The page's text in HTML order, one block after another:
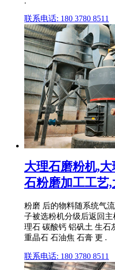
联系电话: 180 3780 8511
大理石磨粉机,
石粉磨加工工艺,
粉磨 后的物料随系统气
子被选粉机分级后返回
理石 碳酸钙 铝矾土 生石
重晶石 石油焦 石膏 更 .
联系电话: 180 3780 8511